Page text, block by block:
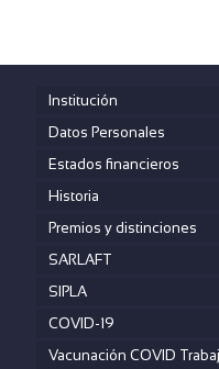
Institución
Datos Personales
Estados financieros
Historia
Premios y distinciones
SARLAFT
SIPLA
COVID-19
Vacunación COVID